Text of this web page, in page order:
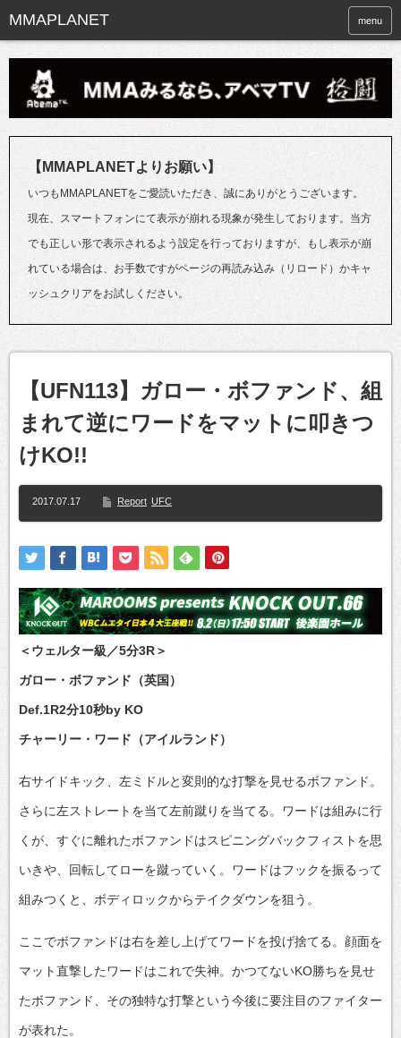
menu
【MMAPLANETよりお願い】
いつもMMAPLANETをご愛読いただき、誠にありがとうございます。
現在、スマートフォンにて表示が崩れる現象が発生しております。当方
でも正しい形で表示されるよう設定を行っておりますが、もし表示が崩
れている場合は、お手数ですがページの再読み込み（リロード）かキャ
ッシュクリアをお試しください。
【UFN113】ガロー・ボファンド、組
まれて逆にワードをマットに叩きつ
けKO!!
2017.07.17 Report UFC
＜ウェルター級／5分3R＞
ガロー・ボファンド（英国）
Def.1R2分10秒by KO
チャーリー・ワード（アイルランド）
右サイドキック、左ミドルと変則的な打撃を見せるボファンド。
さらに左ストレートを当て左前蹴りを当てる。ワードは組みに行
くが、すぐに離れたボファンドはスピニングバックフィストを思
いきや、回転してローを蹴っていく。ワードはフックを振るって
組みつくと、ボディロックからテイクダウンを狙う。
ここでボファンドは右を差し上げてワードを投げ捨てる。顔面を
マット直撃したワードはこれで失神。かつてないKO勝ちを見せ
たボファンド、その独特な打撃という今後に要注目のファイター
が表れた。